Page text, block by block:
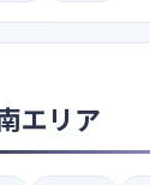
エリア